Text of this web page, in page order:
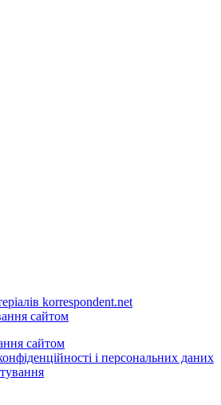
korrespondent.net
сайтом
сайтом
і персональних даних